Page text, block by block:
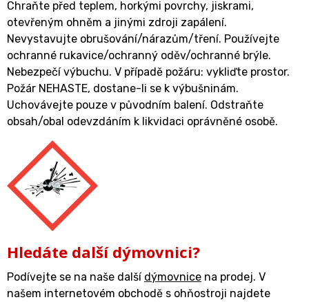
Chraňte před teplem, horkými povrchy, jiskrami,
otevřeným ohněm a jinými zdroji zapálení.
Nevystavujte obrušování/nárazům/tření. Používejte
ochranné rukavice/ochranný oděv/ochranné brýle.
Nebezpečí výbuchu. V případě požáru: vykliďte prostor.
Požár NEHASTE, dostane-li se k výbušninám.
Uchovávejte pouze v původním balení. Odstraňte
obsah/obal odevzdáním k likvidaci oprávněné osobě.
Hledáte další dýmovnici?
Podívejte se na naše další dýmovnice na prodej. V
našem internetovém obchodě s ohňostroji najdete